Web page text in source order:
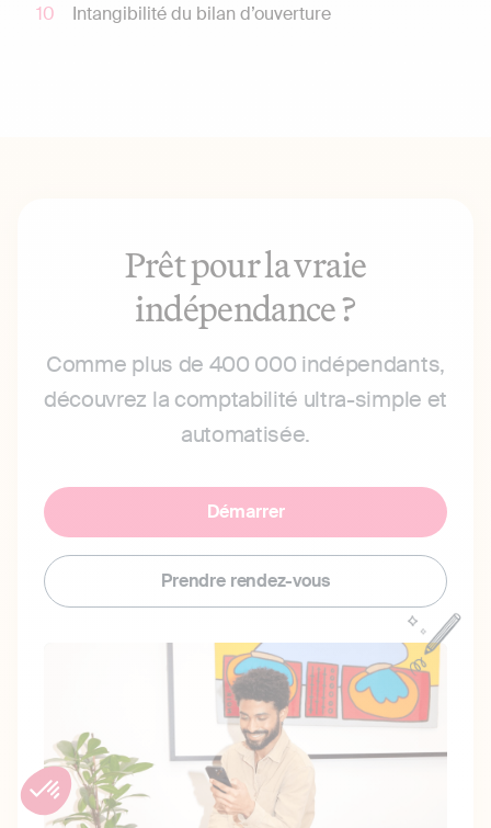
Intangibilité du bilan d’ouverture
Prêt pour la vraie
indépendance ?
Comme plus de 400 000 indépendants,
découvrez la comptabilité ultra-simple et
automatisée.
Démarrer
Prendre rendez-vous